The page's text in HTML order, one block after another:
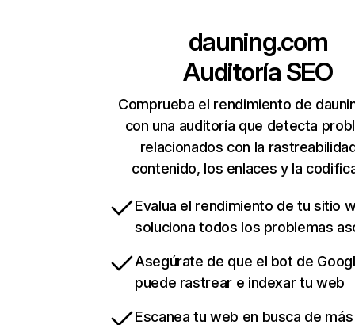
dauning.com
Auditoría SEO
Comprueba el rendimiento de
con una auditoría que detecta
relacionados con la
contenido, los enlaces y la
Evalua el rendimiento de tu sitio
soluciona todos los problemas
Asegúrate de que el bot de
puede rastrear e indexar tu web
Escanea tu web en busca de